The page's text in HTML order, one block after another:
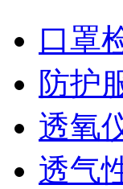
口罩
防护
透氧
透气